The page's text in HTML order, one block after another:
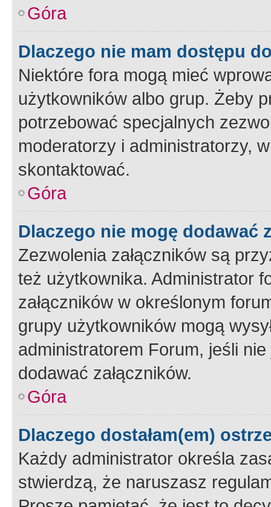
Góra
Dlaczego nie mam dostępu
Niektóre fora mogą mieć
użytkowników albo grup. Żeby
potrzebować specjalnych
moderatorzy i administratorzy,
skontaktować.
Góra
Dlaczego nie mogę dodawać
Zezwolenia załączników są
też użytkownika. Administrator
załączników w określonym
grupy użytkowników mogą
administratorem Forum, jeśli
dodawać załączników.
Góra
Dlaczego dostałam(em)
Każdy administrator określa
stwierdzą, że naruszasz